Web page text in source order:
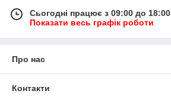
Сьогодні працює з 09:00 до 18:00
Показати весь графік роботи
Про нас
Контакти